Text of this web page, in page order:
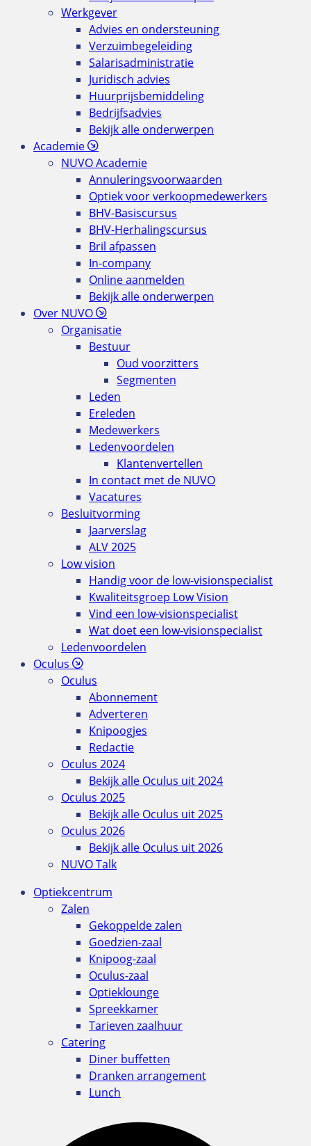
Werkgever
Advies en ondersteuning
Verzuimbegeleiding
Salarisadministratie
Juridisch advies
Huurprijsbemiddeling
Bedrijfsadvies
Bekijk alle onderwerpen
Academie
NUVO Academie
Annuleringsvoorwaarden
Optiek voor verkoopmedewerkers
BHV-Basiscursus
BHV-Herhalingscursus
Bril afpassen
In-company
Online aanmelden
Bekijk alle onderwerpen
Over NUVO
Organisatie
Bestuur
Oud voorzitters
Segmenten
Leden
Ereleden
Medewerkers
Ledenvoordelen
Klantenvertellen
In contact met de NUVO
Vacatures
Besluitvorming
Jaarverslag
ALV 2025
Low vision
Handig voor de low-visionspecialist
Kwaliteitsgroep Low Vision
Vind een low-visionspecialist
Wat doet een low-visionspecialist
Ledenvoordelen
Oculus
Oculus
Abonnement
Adverteren
Knipoogjes
Redactie
Oculus 2024
Bekijk alle Oculus uit 2024
Oculus 2025
Bekijk alle Oculus uit 2025
Oculus 2026
Bekijk alle Oculus uit 2026
NUVO Talk
Optiekcentrum
Zalen
Gekoppelde zalen
Goedzien-zaal
Knipoog-zaal
Oculus-zaal
Optieklounge
Spreekkamer
Tarieven zaalhuur
Catering
Diner buffetten
Dranken arrangement
Lunch